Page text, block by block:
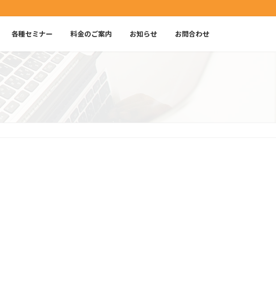
各種セミナー 料金のご案内 お知らせ お問合わせ